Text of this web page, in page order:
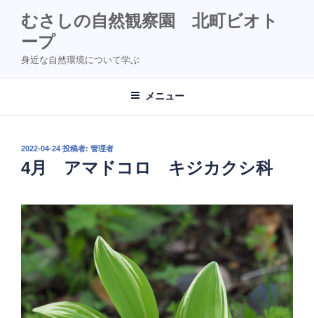
むさしの自然観察園 北町ビオト
ープ
身近な自然環境について学ぶ
メニュー
投
稿
日:
2022-04-24 投稿者: 管理者
4月 アマドコロ キジカクシ科